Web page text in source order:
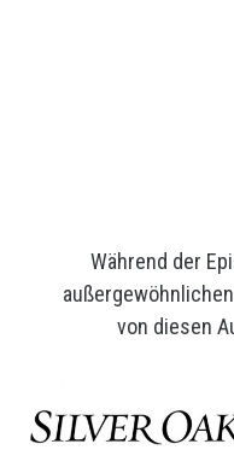
Während der
von diesen